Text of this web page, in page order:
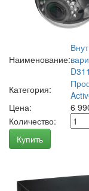
Наименование:
Категория:
Цена:
6
Количество:
Купить